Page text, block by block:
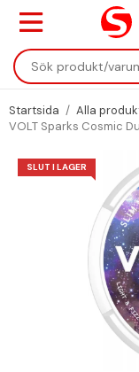
Startsida / Alla
VOLT Sparks Cosmic
SLUT I LAGER